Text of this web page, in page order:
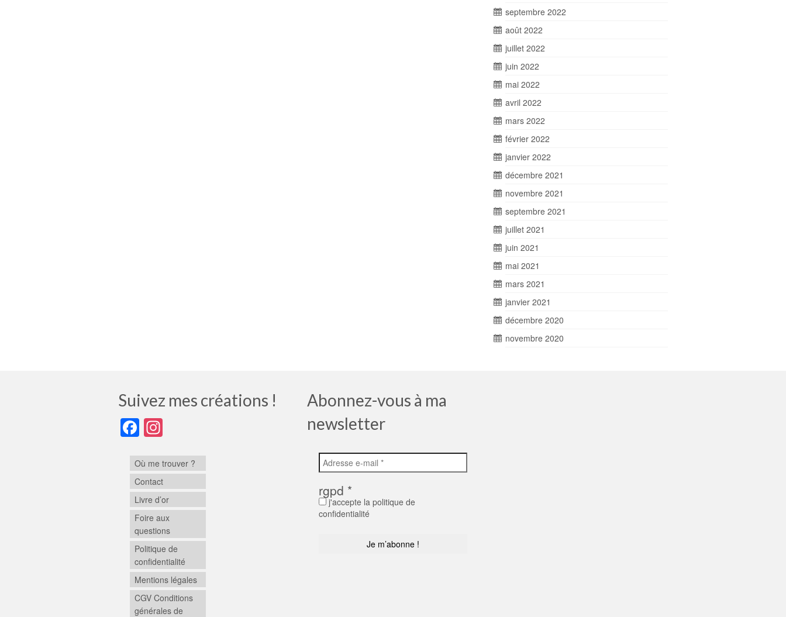
septembre 2022
août 2022
juillet 2022
juin 2022
mai 2022
avril 2022
mars 2022
février 2022
janvier 2022
décembre 2021
novembre 2021
septembre 2021
juillet 2021
juin 2021
mai 2021
mars 2021
janvier 2021
décembre 2020
novembre 2020
Suivez mes créations !
Facebook
Où me trouver ?
Contact
Livre d’or
Foire aux
questions
Politique de
confidentialité
Mentions légales
CGV Conditions
générales de
Abonnez-vous à ma
newsletter
rgpd *
j'accepte la politique de
confidentialité